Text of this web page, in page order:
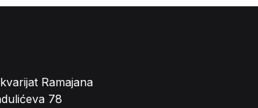
Ramajana
78